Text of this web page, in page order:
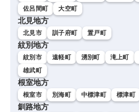
佐呂間町
大空町
北見地方
北見市 訓子府町 置戸町
紋別地方
紋別市 遠軽町 湧別町 滝上町
雄武町
根室地方
根室市 別海町 中標津町 標津町
釧路地方